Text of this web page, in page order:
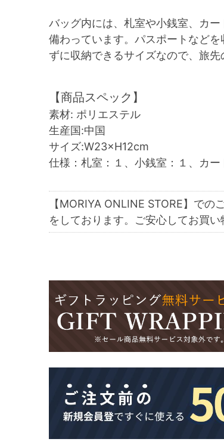
バッグ内には、札室や小銭室、カ
備わっています。パスポートなど
ずに収納できるサイズなので、旅先
【商品スペック】
素材: ポリエステル
生産国:中国
サイズ:W23×H12cm
仕様：札室：１、小銭室：１、カー
【MORIYA ONLINE STORE】での
をしております。ご安心してお買い